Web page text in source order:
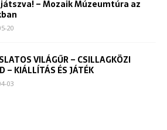
– Mozaik Múzeumtúra az
20
VILÁGŰR – CSILLAGKÖZI
– KIÁLLÍTÁS ÉS JÁTÉK
03